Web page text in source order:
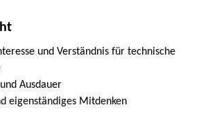
und Verständnis für technische
Ausdauer
eigenständiges Mitdenken